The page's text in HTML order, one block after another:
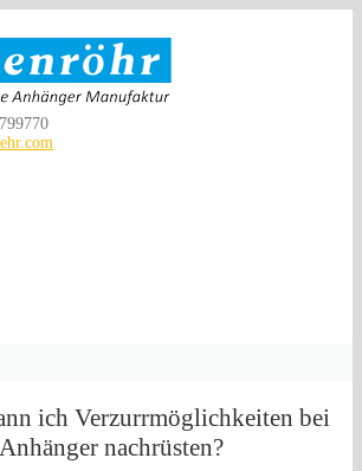
ich Verzurrmöglichkeiten bei
nachrüsten?